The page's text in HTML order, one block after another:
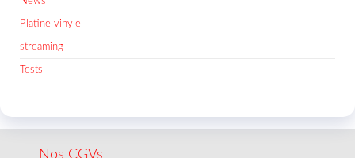
Platine vinyle
streaming
Tests
Nos CGVs